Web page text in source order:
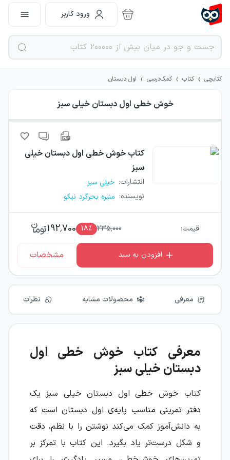
ورود کاربر
کتابچی › کتاب › کمک‌درسی › اول دبستان
خوش خطی اول دبستان خیلی سبز
کتاب خوش خطی اول دبستان خیلی
سبز
انتشارات: خیلی سبز
نویسنده: منیره بحرگرد نیکو
قیمت: 235,000
18٪ 192,700
افزودن به سبد مشخصات
معرفی محصولات مشابه نظرات
معرفی کتاب خوش خطی اول
دبستان خیلی سبز
کتاب خوش خطی اول دبستان خیلی سبز یک
دفتر تمرینی مناسب پایه‌ی اول دبستان است که
به دانش‌آموز کمک می‌کند نوشتن را با نظم، دقت
و شکل درست‌تر یاد بگیرد. این کتاب با تمرکز بر